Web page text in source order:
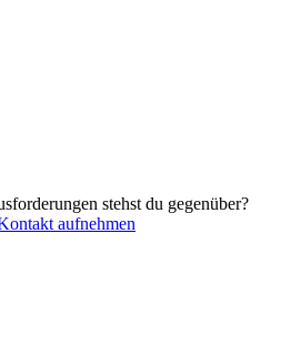
stehst du gegenüber?
aufnehmen